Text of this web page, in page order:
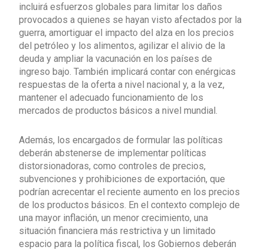
incluirá esfuerzos globales para limitar los daños
provocados a quienes se hayan visto afectados por la
guerra, amortiguar el impacto del alza en los precios
del petróleo y los alimentos, agilizar el alivio de la
deuda y ampliar la vacunación en los países de
ingreso bajo. También implicará contar con enérgicas
respuestas de la oferta a nivel nacional y, a la vez,
mantener el adecuado funcionamiento de los
mercados de productos básicos a nivel mundial.
Además, los encargados de formular las políticas
deberán abstenerse de implementar políticas
distorsionadoras, como controles de precios,
subvenciones y prohibiciones de exportación, que
podrían acrecentar el reciente aumento en los precios
de los productos básicos. En el contexto complejo de
una mayor inflación, un menor crecimiento, una
situación financiera más restrictiva y un limitado
espacio para la política fiscal, los Gobiernos deberán